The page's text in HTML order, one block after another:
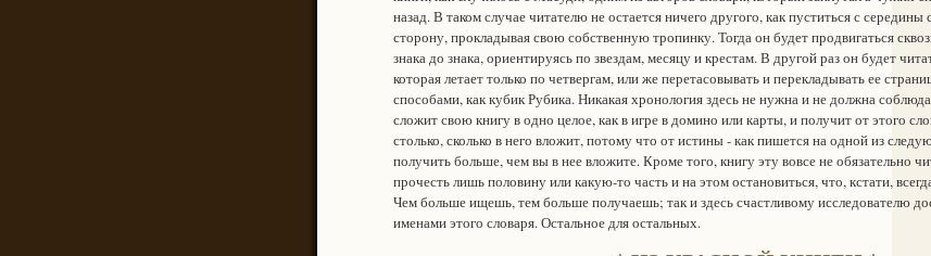
назад. В таком случае читателю не остается ничего другого, как пуститься с
сторону, прокладывая свою собственную тропинку. Тогда он будет продвигаться
знака до знака, ориентируясь по звездам, месяцу и крестам. В другой раз он будет
которая летает только по четвергам, или же перетасовывать и перекладывать ее
способами, как кубик Рубика. Никакая хронология здесь не нужна и не должна
сложит свою книгу в одно целое, как в игре в домино или карты, и получит от этого
столько, сколько в него вложит, потому что от истины - как пишется на одной из
получить больше, чем вы в нее вложите. Кроме того, книгу эту вовсе не обязательно
прочесть лишь половину или какую-то часть и на этом остановиться, что, кстати,
Чем больше ищешь, тем больше получаешь; так и здесь счастливому исследователю
именами этого словаря. Остальное для остальных.